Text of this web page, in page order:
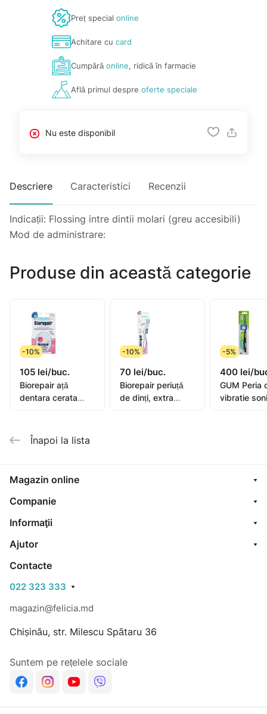
Preț special online
Achitare cu card
Cumpărăonline, ridică în farmacie
Află primul despre oferte speciale
Nu este disponibil
Descriere Caracteristici Recenzii
Indicații: Flossing intre dintii molari (greu accesibili)
Mod de administrare:
Produse din această categorie
-10%
105 lei/buc.
Biorepair ață
dentara cerata
-10%
70 lei/buc.
Biorepair periuță
de dinți, extra
-5%
400 lei/
GUM Peria
vibratie
Înapoi la lista
Magazin online
Companie
Informaţii
Ajutor
Contacte
022 323 333
magazin@felicia.md
Chișinău, str. Milescu Spătaru 36
Suntem pe rețelele sociale